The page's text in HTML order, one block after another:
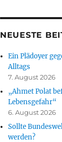
NEUESTE
Ein Plädoyer
Alltags
7. August 2026
„Ahmet Polat
Lebensgefahr“
6. August 2026
Sollte
werden?